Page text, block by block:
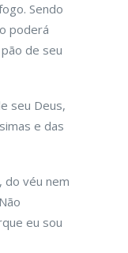
Sendo
poderá
de seu
seu Deus,
e das
do véu nem
eu sou